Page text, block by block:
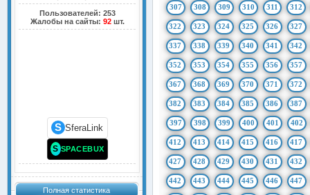
Пользователей: 253
Жалобы на сайты: 92шт.
S SferaLink
S SPACEBUX
Полная статистика
307 308 309 310 311 312
322 323 324 325 326 327
337 338 339 340 341 342
352 353 354 355 356 357
367 368 369 370 371 372
382 383 384 385 386 387
397 398 399 400 401 402
412 413 414 415 416 417
427 428 429 430 431 432
442 443 444 445 446 447